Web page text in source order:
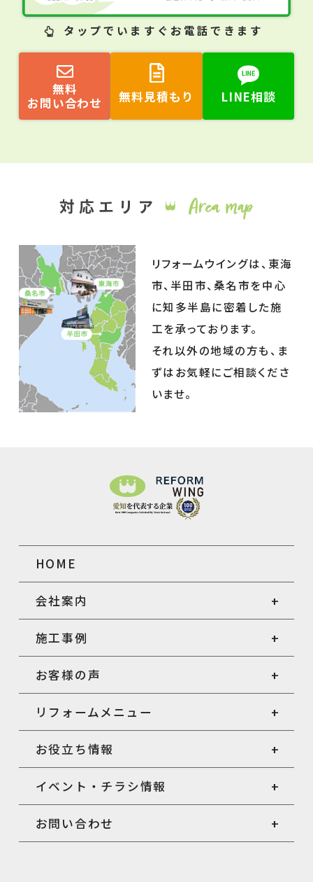
タップでいますぐお電話できます
無料
お問い合わせ
無料見積もり LINE相談
リフォームウイングは、東海
市、半田市、桑名市を中心
に知多半島に密着した施
工を承っております。
それ以外の地域の方も、ま
ずはお気軽にご相談くださ
いませ。
HOME
会社案内
施工事例
お客様の声
リフォームメニュー
お役立ち情報
イベント・チラシ情報
お問い合わせ